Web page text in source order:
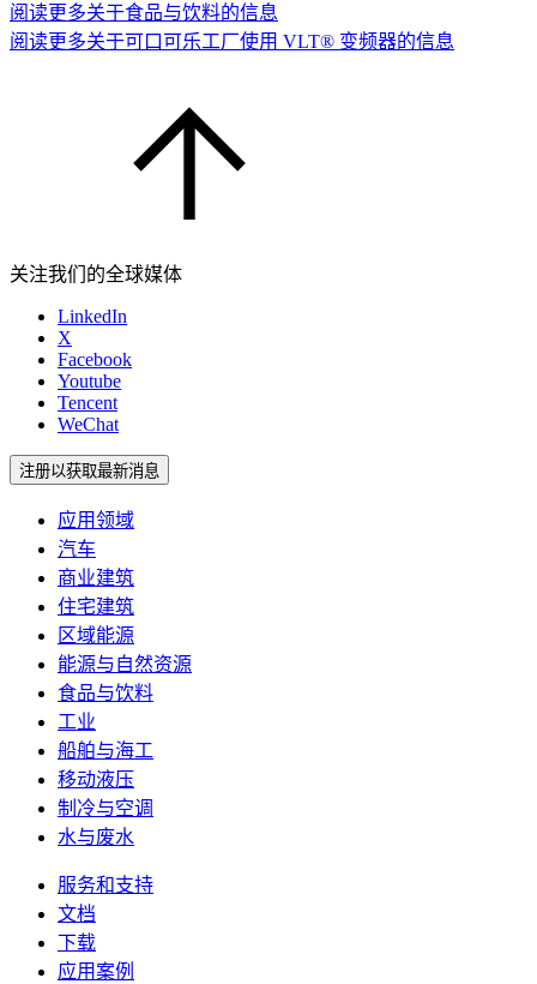
阅读更多关于食品与饮料的信息
阅读更多关于可口可乐工厂使用 VLT® 变频器的信息
关注我们的全球媒体
LinkedIn
X
Facebook
Youtube
Tencent
WeChat
注册以获取最新消息
应用领域
汽车
商业建筑
住宅建筑
区域能源
能源与自然资源
食品与饮料
工业
船舶与海工
移动液压
制冷与空调
水与废水
服务和支持
文档
下载
应用案例